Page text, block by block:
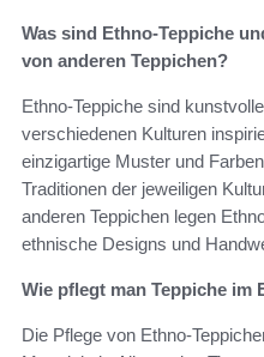
Was sind Ethno-Teppiche
von anderen Teppichen?
Ethno-Teppiche sind
verschiedenen Kulturen
einzigartige Muster und
Traditionen der jeweiligen
anderen Teppichen legen
ethnische Designs und
Wie pflegt man Teppiche im
Die Pflege von Ethno-